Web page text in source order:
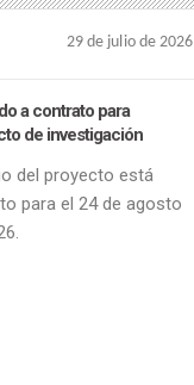
28 de julio de 2026
de maestría en
de Bovinos de
con actividades a
en el segundo